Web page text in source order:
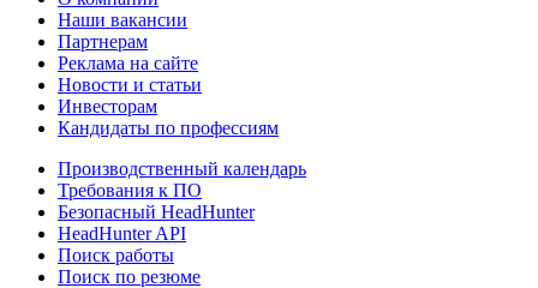
Наши вакансии
Партнерам
Реклама на сайте
Новости и статьи
Инвесторам
Кандидаты по профессиям
Производственный календарь
Требования к ПО
Безопасный HeadHunter
HeadHunter API
Поиск работы
Поиск по резюме